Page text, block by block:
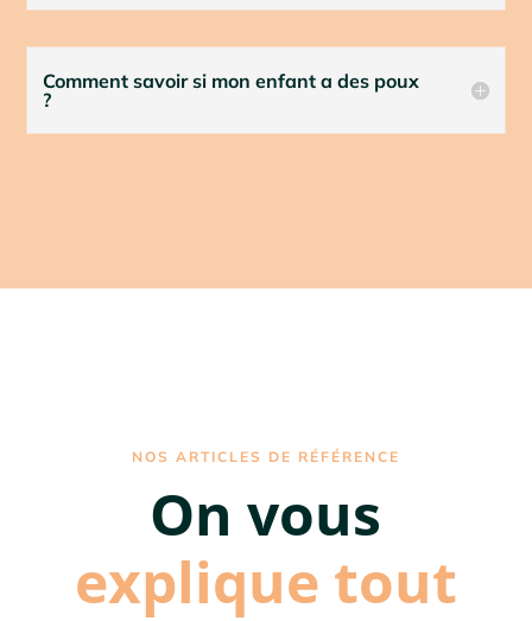
Comment savoir si mon enfant a des poux
?
NOS ARTICLES DE RÉFÉRENCE
On vous
explique tout